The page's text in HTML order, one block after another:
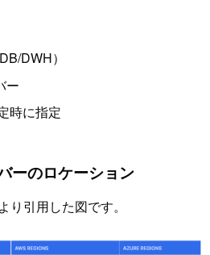
DWH）
ー
時に指定
ーのロケーション
引用した図です。